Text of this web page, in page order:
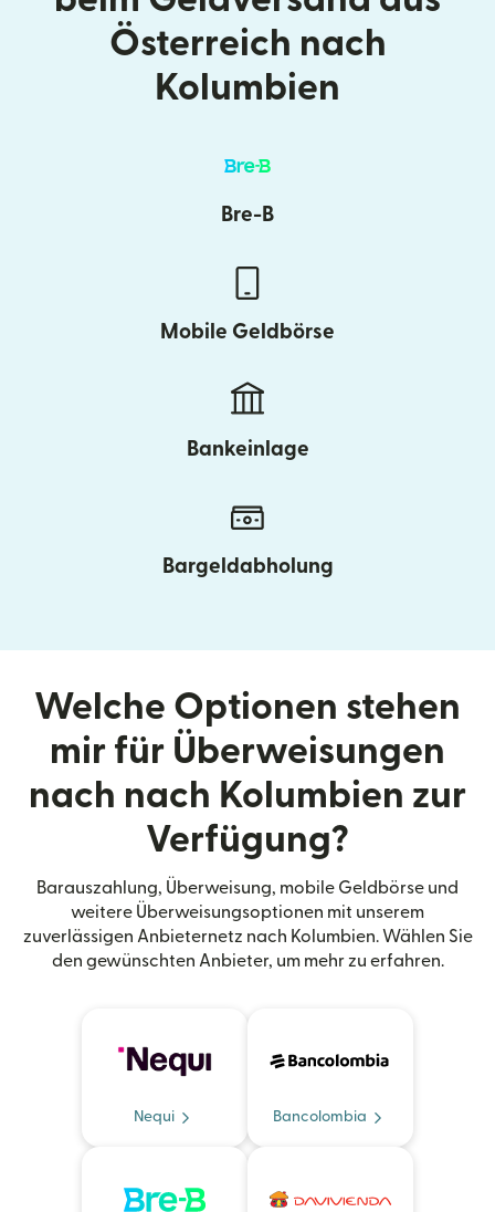
Österreich nach
Kolumbien
Bre-B
Mobile Geldbörse
Bankeinlage
Bargeldabholung
Welche Optionen stehen
mir für Überweisungen
nach nach Kolumbien zur
Verfügung?
Barauszahlung, Überweisung, mobile Geldbörse und
weitere Überweisungsoptionen mit unserem
zuverlässigen Anbieternetz nach Kolumbien. Wählen Sie
den gewünschten Anbieter, um mehr zu erfahren.
Nequi Bancolombia